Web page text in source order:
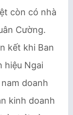
còn có nhà
Cường.
kết khi Ban
hiệu Ngai
doanh
kinh doanh